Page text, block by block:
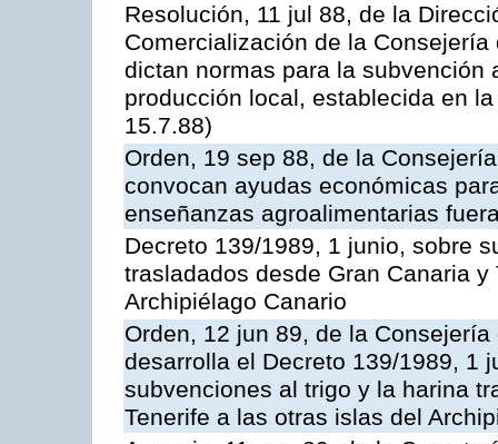
Resolución, 11 jul 88, de la
Comercialización de la
dictan normas para la subvención
producción local, establecida en
15.7.88)
Orden, 19 sep 88, de la
convocan ayudas económicas
enseñanzas agroalimentarias
Decreto 139/1989, 1 junio, sobre
trasladados desde Gran Canaria
Archipiélago Canario
Orden, 12 jun 89, de la
desarrolla el Decreto 139/1989, 1
subvenciones al trigo y la harina
Tenerife a las otras islas del